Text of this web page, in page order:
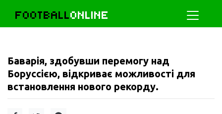
FOOTBALLONLINE
Баварія, здобувши перемогу над
Боруссією, відкриває можливості для
встановлення нового рекорду.